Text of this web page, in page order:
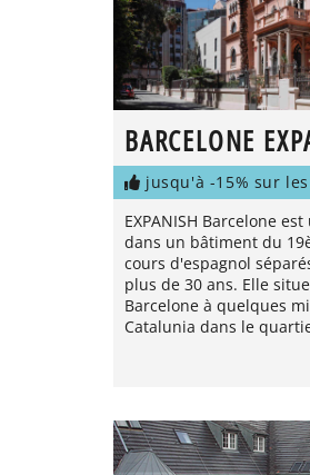
BARCELONE
jusqu'à -15% sur
EXPANISH Barcelone
dans un bâtiment du
cours d'espagnol
plus de 30 ans. Elle
Barcelone à quelques
Catalunia dans le